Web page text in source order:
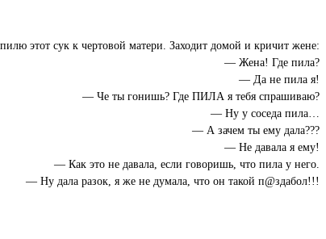
этот сук к чертовой матери. Заходит домой и кричит жене:
— Жена! Где пила?
— Да не пила я!
— Че ты гонишь? Где ПИЛА я тебя спрашиваю?
— Ну у соседа пила…
— А зачем ты ему дала???
— Не давала я ему!
— Как это не давала, если говоришь, что пила у него.
— Ну дала разок, я же не думала, что он такой п@здабол!!!